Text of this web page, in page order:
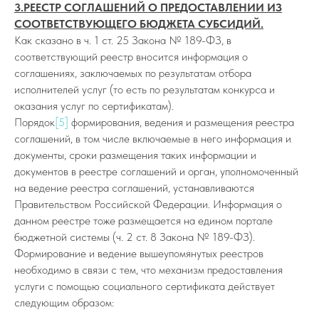
3.РЕЕСТР СОГЛАШЕНИЙ О ПРЕДОСТАВЛЕНИИ ИЗ
СООТВЕТСТВУЮЩЕГО БЮДЖЕТА СУБСИДИЙ.
Как сказано в ч. 1 ст. 25 Закона № 189-ФЗ, в
соответствующий реестр вносится информация о
соглашениях, заключаемых по результатам отбора
исполнителей услуг (то есть по результатам конкурса и
оказания услуг по сертификатам).
Порядок[5] формирования, ведения и размещения реестра
соглашений, в том числе включаемые в него информация и
документы, сроки размещения таких информации и
документов в реестре соглашений и орган, уполномоченный
на ведение реестра соглашений, устанавливаются
Правительством Российской Федерации. Информация о
данном реестре тоже размещается на едином портале
бюджетной системы (ч. 2 ст. 8 Закона № 189-ФЗ).
Формирование и ведение вышеупомянутых реестров
необходимо в связи с тем, что механизм предоставления
услуги с помощью социального сертификата действует
следующим образом: